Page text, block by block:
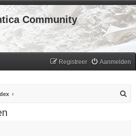
Community
Aanmelden
Registreer